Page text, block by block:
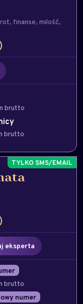
finanse milość
brutto
brutto
eksperta
brutto
numer